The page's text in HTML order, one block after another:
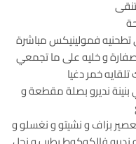
تطحنيه فمولينيكس مباشرة
و خليه على ما تجمعي
خمر دغيا
نديرو بصلة مقطعة و
بزاف و نشيتو و نغسلو و